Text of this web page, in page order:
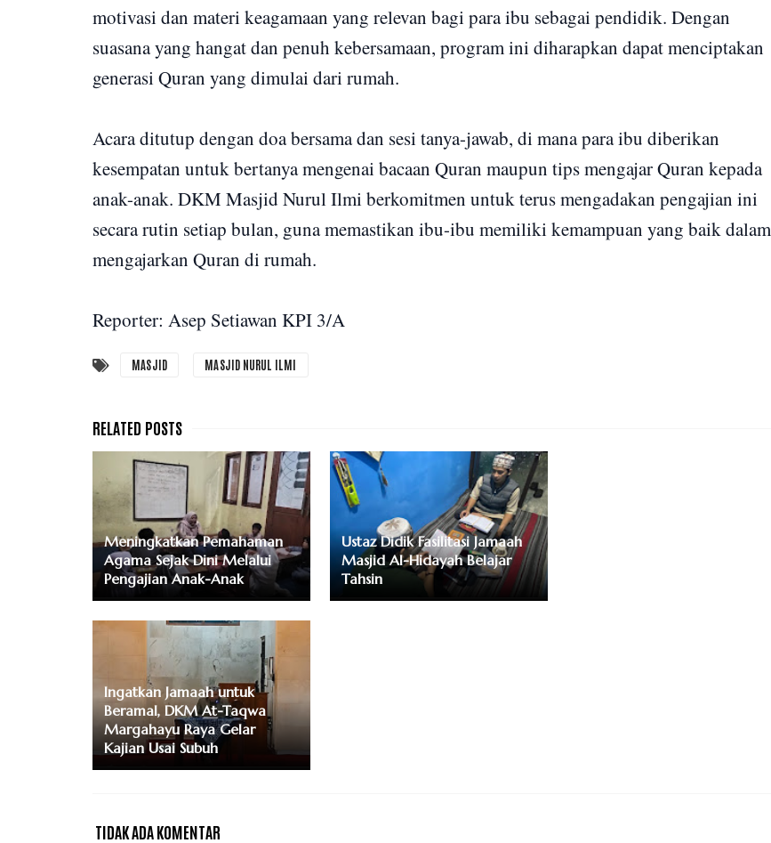
motivasi dan materi keagamaan yang relevan bagi para ibu sebagai pendidik. Dengan
suasana yang hangat dan penuh kebersamaan, program ini diharapkan dapat menciptakan
generasi Quran yang dimulai dari rumah.
Acara ditutup dengan doa bersama dan sesi tanya-jawab, di mana para ibu diberikan
kesempatan untuk bertanya mengenai bacaan Quran maupun tips mengajar Quran kepada
anak-anak. DKM Masjid Nurul Ilmi berkomitmen untuk terus mengadakan pengajian ini
secara rutin setiap bulan, guna memastikan ibu-ibu memiliki kemampuan yang baik dalam
mengajarkan Quran di rumah.
Reporter: Asep Setiawan KPI 3/A
MASJID MASJID NURUL ILMI
Meningkatkan Pemahaman
Agama Sejak Dini Melalui
Pengajian Anak-Anak
Ustaz Didik Fasilitasi Jamaah
Masjid Al-Hidayah Belajar
Tahsin
Ingatkan Jamaah untuk
Beramal, DKM At-Taqwa
Margahayu Raya Gelar
Kajian Usai Subuh
TIDAK ADA KOMENTAR